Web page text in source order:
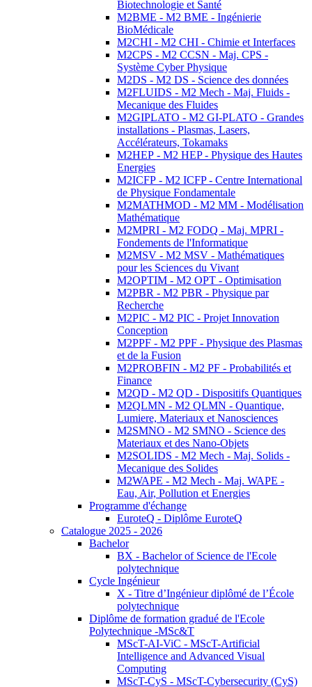
Biotechnologie et Santé
M2BME - M2 BME - Ingénierie
BioMédicale
M2CHI - M2 CHI - Chimie et Interfaces
M2CPS - M2 CCSN - Maj. CPS -
Système Cyber Physique
M2DS - M2 DS - Science des données
M2FLUIDS - M2 Mech - Maj. Fluids -
Mecanique des Fluides
M2GIPLATO - M2 GI-PLATO - Grandes
installations - Plasmas, Lasers,
Accélérateurs, Tokamaks
M2HEP - M2 HEP - Physique des Hautes
Energies
M2ICFP - M2 ICFP - Centre International
de Physique Fondamentale
M2MATHMOD - M2 MM - Modélisation
Mathématique
M2MPRI - M2 FODQ - Maj. MPRI -
Fondements de l'Informatique
M2MSV - M2 MSV - Mathématiques
pour les Sciences du Vivant
M2OPTIM - M2 OPT - Optimisation
M2PBR - M2 PBR - Physique par
Recherche
M2PIC - M2 PIC - Projet Innovation
Conception
M2PPF - M2 PPF - Physique des Plasmas
et de la Fusion
M2PROBFIN - M2 PF - Probabilités et
Finance
M2QD - M2 QD - Dispositifs Quantiques
M2QLMN - M2 QLMN - Quantique,
Lumiere, Materiaux et Nanosciences
M2SMNO - M2 SMNO - Science des
Materiaux et des Nano-Objets
M2SOLIDS - M2 Mech - Maj. Solids -
Mecanique des Solides
M2WAPE - M2 Mech - Maj. WAPE -
Eau, Air, Pollution et Energies
Programme d'échange
EuroteQ - Diplôme EuroteQ
Catalogue 2025 - 2026
Bachelor
BX - Bachelor of Science de l'Ecole
polytechnique
Cycle Ingénieur
X - Titre d’Ingénieur diplômé de l’École
polytechnique
Diplôme de formation gradué de l'Ecole
Polytechnique -MSc&T
MScT-AI-ViC - MScT-Artificial
Intelligence and Advanced Visual
Computing
MScT-CyS - MScT-Cybersecurity (CyS)